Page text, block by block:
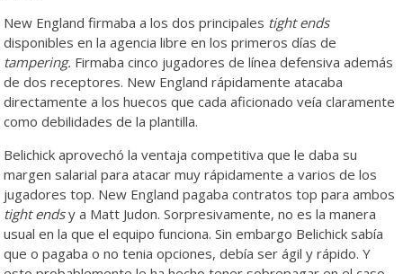
New England firmaba a los dos principales tight ends
disponibles en la agencia libre en los primeros días de
tampering. Firmaba cinco jugadores de línea defensiva además
de dos receptores. New England rápidamente atacaba
directamente a los huecos que cada aficionado veía claramente
como debilidades de la plantilla.
Belichick aprovechó la ventaja competitiva que le daba su
margen salarial para atacar muy rápidamente a varios de los
jugadores top. New England pagaba contratos top para ambos
tight endsy a Matt Judon. Sorpresivamente, no es la manera
usual en la que el equipo funciona. Sin embargo Belichick sabía
que o pagaba o no tenia opciones, debía ser ágil y rápido. Y